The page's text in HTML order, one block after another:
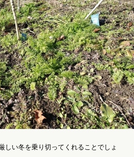
しい冬を乗り切ってくれることでしょ